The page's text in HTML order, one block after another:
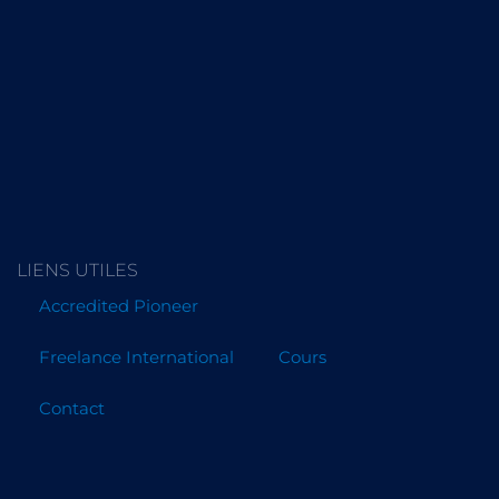
LIENS UTILES
Accredited Pioneer
Freelance International Cours
Contact